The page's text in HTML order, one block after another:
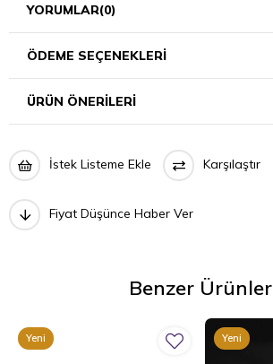
YORUMLAR(0)
ÖDEME SEÇENEKLERI
ÜRÜN ÖNERILERI
İstek Listeme Ekle Karşılaştır
Fiyat Düşünce Haber Ver
Benzer Ürünler
Yeni
Yeni